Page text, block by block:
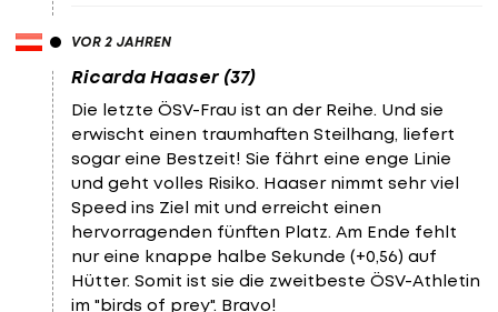
VOR 2 JAHREN
Ricarda Haaser (37)
Die letzte ÖSV-Frau ist an der Reihe. Und sie
erwischt einen traumhaften Steilhang, liefert
sogar eine Bestzeit! Sie fährt eine enge Linie
und geht volles Risiko. Haaser nimmt sehr viel
Speed ins Ziel mit und erreicht einen
hervorragenden fünften Platz. Am Ende fehlt
nur eine knappe halbe Sekunde (+0,56) auf
Hütter. Somit ist sie die zweitbeste ÖSV-Athletin
im "birds of prey". Bravo!